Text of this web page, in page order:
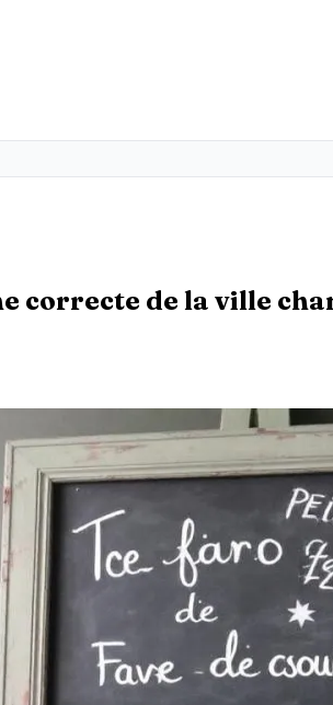
correcte de la ville